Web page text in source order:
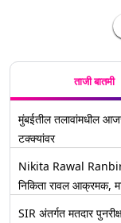
ताजी बातमी
मुंबईतील तलावांमधील
टक्क्यांवर
Nikita Rawal Ranbir
निकिता रावल आक्रमक,
SIR अंतर्गत मतदार